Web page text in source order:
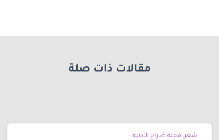
مقالات ذات صلة
شعر مجلة صُراح الأدبية